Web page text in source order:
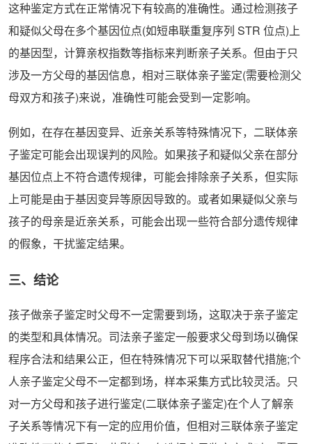
这种鉴定方式在正常情况下有较高的准确性。通过检测孩子
和疑似父母在多个基因位点(如短串联重复序列 STR 位点)上
的基因型，计算亲权指数等指标来判断亲子关系。但由于只
涉及一方父母的基因信息，相对三联体亲子鉴定(需要检测父
母双方和孩子)来说，准确性可能会受到一定影响。
例如，在存在基因变异、近亲关系等特殊情况下，二联体亲
子鉴定可能会出现误判的风险。如果孩子和疑似父亲在部分
基因位点上不符合遗传规律，可能会排除亲子关系，但实际
上可能是由于基因变异等原因导致的。或者如果疑似父亲与
孩子的母亲是近亲关系，可能会出现一些符合部分遗传规律
的假象，干扰鉴定结果。
三、结论
孩子做亲子鉴定时父母不一定需要到场，这取决于亲子鉴定
的类型和具体情况。司法亲子鉴定一般要求父母到场以确保
程序合法和结果公正，但在特殊情况下可以采取替代措施;个
人亲子鉴定父母不一定都到场，样本采集方式比较灵活。只
对一方父母和孩子进行鉴定(二联体亲子鉴定)在个人了解亲
子关系等情况下有一定的应用价值，但相对三联体亲子鉴定